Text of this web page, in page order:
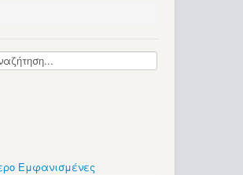
Εμφανισμένες